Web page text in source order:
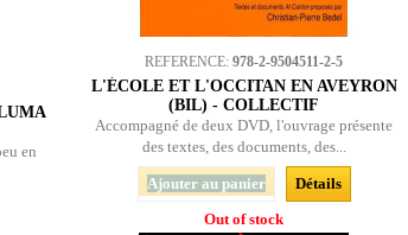
en
REFERENCE:978-2-9504511-2-5
L'ÉCOLE ET L'OCCITAN EN AVEYRON
(BIL) - COLLECTIF
Accompagné de deux DVD, l'ouvrage présente
des textes, des documents, des...
Ajouter au panier
Détails
Out of stock